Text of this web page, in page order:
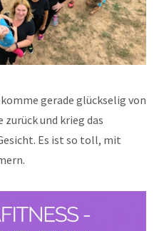
gerade glückselig von
und krieg das
Es ist so toll, mit